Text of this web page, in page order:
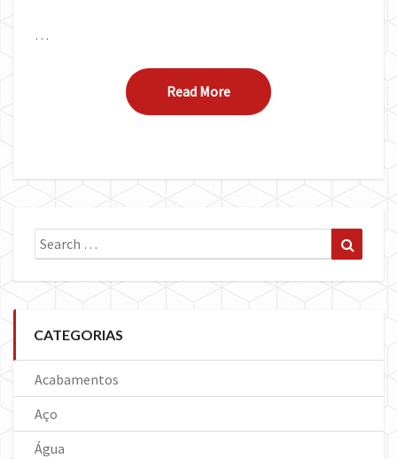
…
Read MoreRead More
Search
for:
CATEGORIAS
Acabamentos
Aço
Água